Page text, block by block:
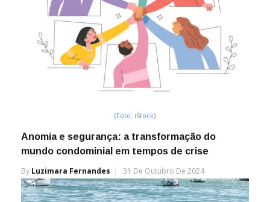
(Foto: iStock)
Anomia e segurança: a transformação do
mundo condominial em tempos de crise
By Luzimara Fernandes 31 De Outubro De 2024